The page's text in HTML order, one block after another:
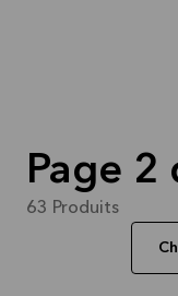
Page 2
63 Produits